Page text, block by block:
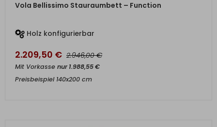
Vola Bellissimo Stauraumbett – Function
Holz konfigurierbar
2.209,50 € 2.946,00€
Mit Vorkasse nur1.988,55€
Preisbeispiel 140x200 cm